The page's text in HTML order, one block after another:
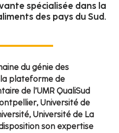
spécialisée dans la
des pays du Sud.
du génie des
plateforme de
de l’UMR QualiSud
Université de
Université de La
son expertise